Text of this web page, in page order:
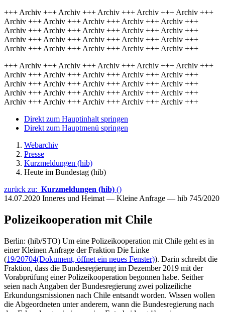
+++ Archiv +++ Archiv +++ Archiv +++ Archiv +++ Archiv +++
Archiv +++ Archiv +++ Archiv +++ Archiv +++ Archiv +++
Archiv +++ Archiv +++ Archiv +++ Archiv +++ Archiv +++
Archiv +++ Archiv +++ Archiv +++ Archiv +++ Archiv +++
Archiv +++ Archiv +++ Archiv +++ Archiv +++ Archiv +++
+++ Archiv +++ Archiv +++ Archiv +++ Archiv +++ Archiv +++
Archiv +++ Archiv +++ Archiv +++ Archiv +++ Archiv +++
Archiv +++ Archiv +++ Archiv +++ Archiv +++ Archiv +++
Archiv +++ Archiv +++ Archiv +++ Archiv +++ Archiv +++
Archiv +++ Archiv +++ Archiv +++ Archiv +++ Archiv +++
Direkt zum Hauptinhalt springen
Direkt zum Hauptmenü springen
Webarchiv
Presse
Kurzmeldungen (hib)
Heute im Bundestag (hib)
zurück zu: Kurzmeldungen (hib) ()
14.07.2020 Inneres und Heimat — Kleine Anfrage — hib 745/2020
Polizeikooperation mit Chile
Berlin: (hib/STO) Um eine Polizeikooperation mit Chile geht es in
einer Kleinen Anfrage der Fraktion Die Linke
(19/20704(Dokument, öffnet ein neues Fenster)). Darin schreibt die
Fraktion, dass die Bundesregierung im Dezember 2019 mit der
Vorabprüfung einer Polizeikooperation begonnen habe. Seither
seien nach Angaben der Bundesregierung zwei polizeiliche
Erkundungsmissionen nach Chile entsandt worden. Wissen wollen
die Abgeordneten unter anderem, wann die Bundesregierung nach